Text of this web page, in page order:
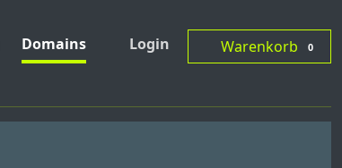
Domains Login Warenkorb 0